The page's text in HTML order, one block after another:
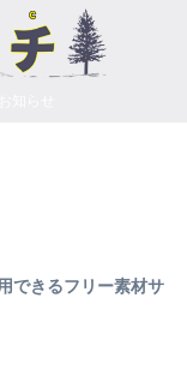
できるフリー素材サ